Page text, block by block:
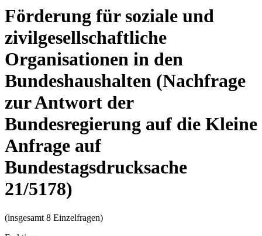
Förderung für soziale und
zivilgesellschaftliche
Organisationen in den
Bundeshaushalten (Nachfrage
zur Antwort der
Bundesregierung auf die Kleine
Anfrage auf
Bundestagsdrucksache
21/5178)
(insgesamt 8 Einzelfragen)